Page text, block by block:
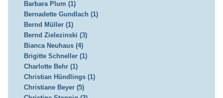
Barbara Plum (1)
Bernadette Gundlach (1)
Bernd Müller (1)
Bernd Zielezinski (3)
Bianca Neuhaus (4)
Brigitte Schneller (1)
Charlotte Behr (1)
Christian Hündlings (1)
Christiane Beyer (5)